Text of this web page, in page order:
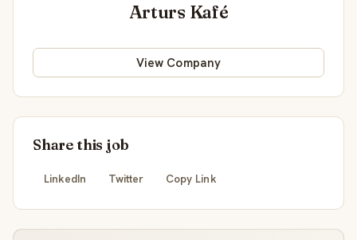
Arturs Kafé
View Company
Share this job
LinkedIn Twitter Copy Link